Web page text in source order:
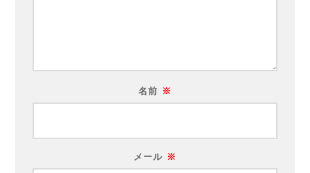
名前 ※
メール ※